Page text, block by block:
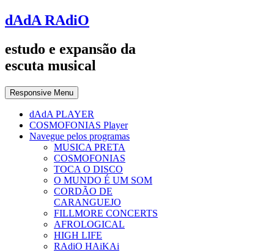
dAdA RAdiO
estudo e expansão da
escuta musical
Responsive Menu
dAdA PLAYER
COSMOFONIAS Player
Navegue pelos programas
MUSICA PRETA
COSMOFONIAS
TOCA O DISCO
O MUNDO É UM SOM
CORDÃO DE
CARANGUEJO
FILLMORE CONCERTS
AFROLOGICAL
HIGH LIFE
RAdiO HAiKAi